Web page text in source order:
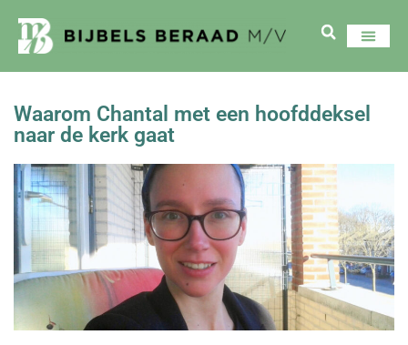
Waarom Chantal met een hoofddeksel
naar de kerk gaat